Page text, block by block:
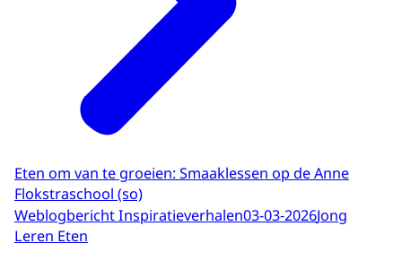
Eten om van te groeien: Smaaklessen op de Anne
Flokstraschool (so)
Weblogbericht Inspiratieverhalen03-03-2026Jong
Leren Eten